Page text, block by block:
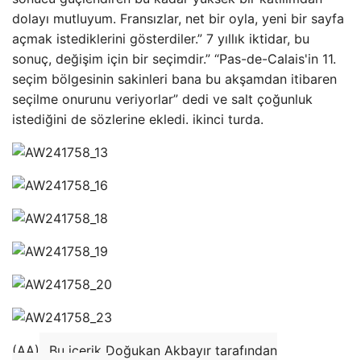
dolayı mutluyum. Fransızlar, net bir oyla, yeni bir sayfa
açmak istediklerini gösterdiler.” 7 yıllık iktidar, bu
sonuç, değişim için bir seçimdir.” “Pas-de-Calais'in 11.
seçim bölgesinin sakinleri bana bu akşamdan itibaren
seçilme onurunu veriyorlar” dedi ve salt çoğunluk
istediğini de sözlerine ekledi. ikinci turda.
(AA)
Bu içerik Doğukan Akbayır tarafından